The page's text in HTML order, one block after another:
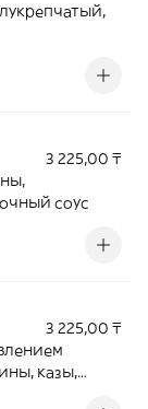
3 225,00 ₸
соус
3 225,00 ₸
казы,